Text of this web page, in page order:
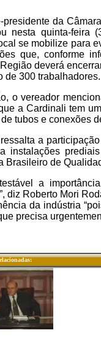
presidente da
nesta quinta-
se mobilize para
que, conforme
deverá
de 300 trabalhadores.
o vereador
a Cardinali tem
tubos e conexões
ressalta a
instalações
Brasileiro de
a
diz Roberto Mori
da indústria
precisa